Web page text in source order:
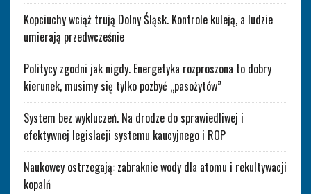
Kopciuchy wciąż trują Dolny Śląsk. Kontrole kuleją, a ludzie
umierają przedwcześnie
Politycy zgodni jak nigdy. Energetyka rozproszona to dobry
kierunek, musimy się tylko pozbyć „pasożytów”
System bez wykluczeń. Na drodze do sprawiedliwej i
efektywnej legislacji systemu kaucyjnego i ROP
Naukowcy ostrzegają: zabraknie wody dla atomu i rekultywacji
kopalń